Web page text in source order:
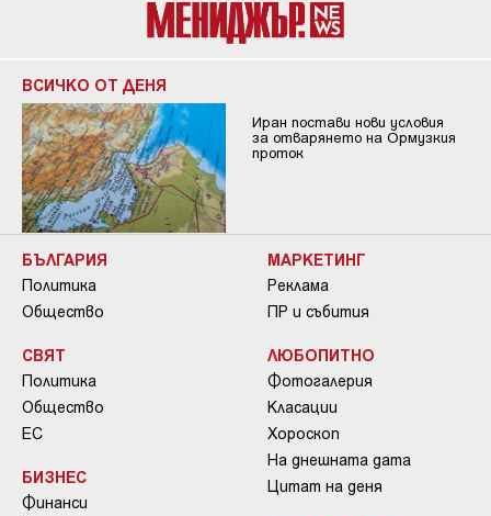
ВСИЧКО ОТ ДЕНЯ
Иран постави нови условия
за отварянето на Ормузкия
проток
БЪЛГАРИЯ
Политика
Общество
СВЯТ
Политика
Общество
ЕС
БИЗНЕС
Финанси
МАРКЕТИНГ
Реклама
ПР и събития
ЛЮБОПИТНО
Фотогалерия
Класации
Хороскоп
На днешната дата
Цитат на деня